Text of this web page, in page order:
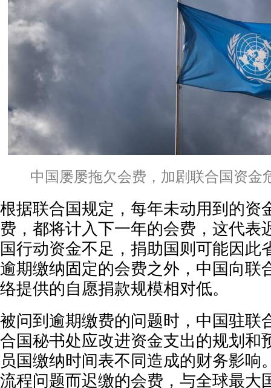
中国屡屡拖欠会费，加剧联合国资金
根据联合国规定，每年未动用到的资
费，都将计入下一年的会费，这代表
国行动资金不足，捐助国则可能因此
逾期缴纳固定的会费之外，中国向联
络提供的自愿捐款规模相对低。
被问到逾期缴费的问题时，中国驻联
合国秘书处应改进资金支出的规划和
员国缴纳时间表不同造成的财务影响
流程问题而迟缴的会费，与全球最大